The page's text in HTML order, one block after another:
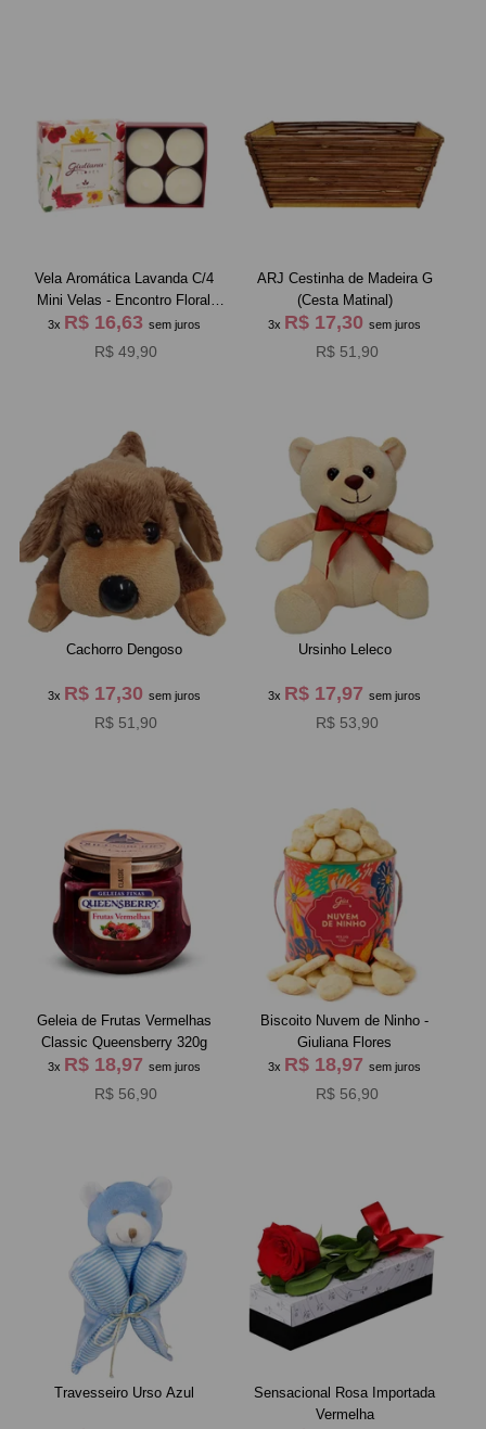
Vela Aromática Lavanda C/4
Mini Velas - Encontro Floral
Giuliana Flores
3x R$ 16,63 sem juros
R$ 49,90
ARJ Cestinha de Madeira G
(Cesta Matinal)
3x R$ 17,30sem juros
R$ 51,90
Cachorro Dengoso
3x R$ 17,30 sem juros
R$ 51,90
Ursinho Leleco
3x R$ 17,97sem juros
R$ 53,90
Geleia de Frutas Vermelhas
Classic Queensberry 320g
3x R$ 18,97 sem juros
R$ 56,90
Biscoito Nuvem de Ninho -
Giuliana Flores
3x R$ 18,97sem juros
R$ 56,90
Travesseiro Urso Azul
Sensacional Rosa Importada
Vermelha